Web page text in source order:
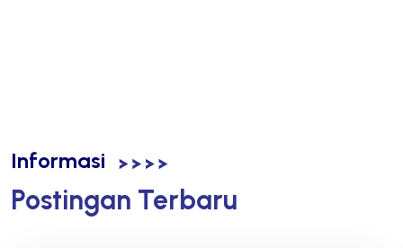
Informasi
Postingan Terbaru